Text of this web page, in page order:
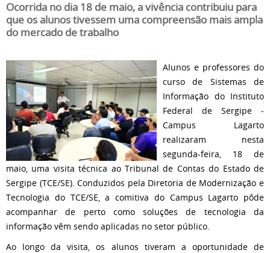
Ocorrida no dia 18 de maio, a vivência contribuiu para
que os alunos tivessem uma compreensão mais ampla
do mercado de trabalho
Alunos e professores do
curso de Sistemas de
Informação do Instituto
Federal de Sergipe -
Campus Lagarto
realizaram nesta
segunda-feira, 18 de
maio, uma visita técnica ao Tribunal de Contas do Estado de
Sergipe (TCE/SE). Conduzidos pela Diretoria de Modernização e
Tecnologia do TCE/SE, a comitiva do Campus Lagarto pôde
acompanhar de perto como soluções de tecnologia da
informação vêm sendo aplicadas no setor público.
Ao longo da visita, os alunos tiveram a oportunidade de